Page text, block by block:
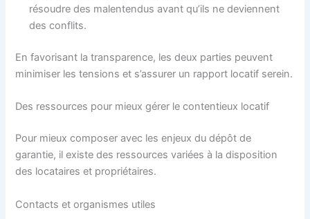
résoudre des malentendus avant qu’ils ne deviennent
des conflits.
En favorisant la transparence, les deux parties peuvent
minimiser les tensions et s’assurer un rapport locatif serein.
Des ressources pour mieux gérer le contentieux locatif
Pour mieux composer avec les enjeux du dépôt de
garantie, il existe des ressources variées à la disposition
des locataires et propriétaires.
Contacts et organismes utiles